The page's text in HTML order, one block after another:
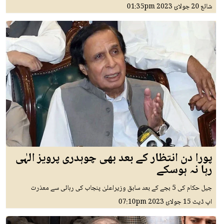
شائع20 جولائ 2023 01:35pm
پورا دن انتظار کے بعد بھی چوہدری پرویز الہٰی
رہا نہ ہوسکے
جیل حکام کی 5 بجے کے بعد سابق وزیراعلیٰ پنجاب کی رہائی سے معذرت
اپ ڈیٹ 15 جولائ 2023 07:10pm